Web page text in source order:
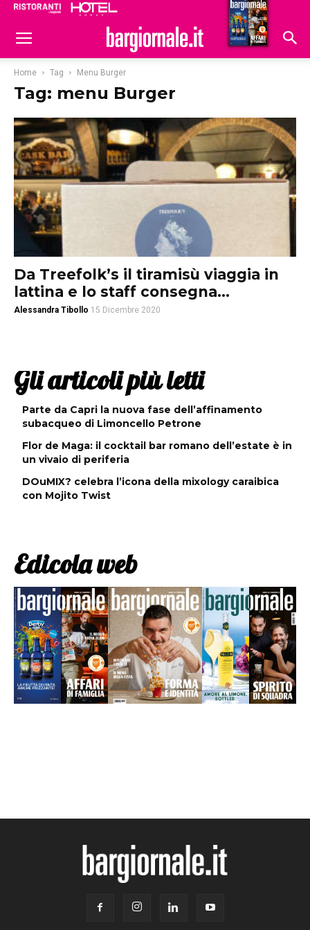
Hoteldomani
Home Tag Menu Burger
Tag: menu Burger
Da Treefolk’s il tiramisù viaggia in
lattina e lo staff consegna...
Alessandra Tibollo 15 Dicembre 2020
Gli articoli più letti
Parte da Capri la nuova fase dell’affinamento
subacqueo di Limoncello Petrone
Flor de Maga: il cocktail bar romano dell’estate è in
un vivaio di periferia
DOuMIX? celebra l’icona della mixology caraibica
con Mojito Twist
Edicola web